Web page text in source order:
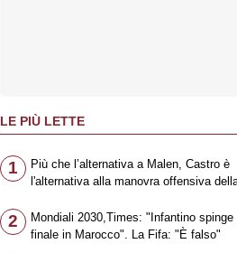
LE PIÙ LETTE
1
Più che l’alternativa a Malen, Castro è
l'alternativa alla manovra offensiva
2
Mondiali 2030,Times: "Infantino spinge
finale in Marocco". La Fifa: "È falso"